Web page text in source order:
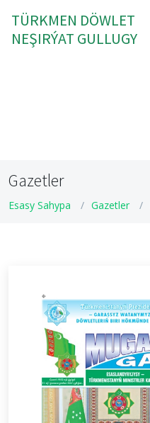
TÜRKMEN DÖWLET
NEŞIRÝAT GULLUGY
Gazetler
Esasy Sahypa Gazetler